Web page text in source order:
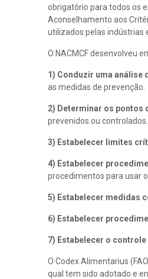
obrigatório para todos os
Aconselhamento aos
utilizados pelas indústrias
O NACMCF desenvolveu
1) Conduzir uma análise
as medidas de prevenção.
2) Determinar os pontos
prevenidos ou controlados.
3) Estabelecer limites
4) Estabelecer
procedimentos para usar
5) Estabelecer medidas
6) Estabelecer
7) Estabelecer o
O Codex Alimentarius
qual tem sido adotado e